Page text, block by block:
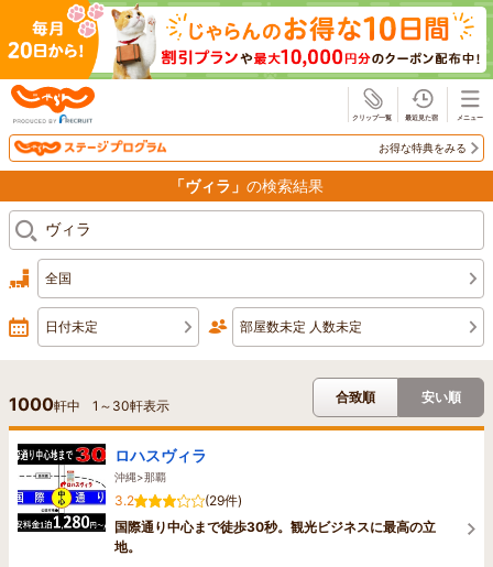
お得な特典をみる
「ヴィラ」 の検索結果
全国
日付未定 部屋数未定 人数未定
1000軒中 1 ～ 30軒表示
合致順 安い順
ロハスヴィラ
沖縄>那覇
3.2
(29件)
国際通り中心まで徒歩30秒。観光ビジネスに最高の立
地。